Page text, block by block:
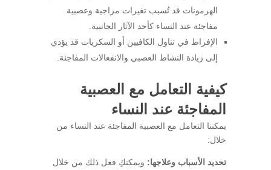
الهرمونات قد تُسبب تغيرات مزاجية وعصبية
مفاجئة عند النساء كأحد الآثار الجانبية.
الإفراط في تناول الكافيين أو السكريات قد يؤدي
إلى زيادة النشاط العصبي والانفعالات المفاجئة.
كيفية التعامل مع العصبية
المفاجئة عند النساء
يمكننا التعامل مع العصبية المفاجئة عند النساء من
خلال:
تحديد الأسباب وعلاجها: ويمكنكِ فعل ذلك من خلال